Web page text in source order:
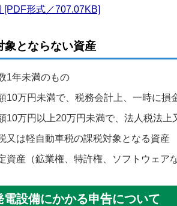
[PDF形式／707.07KB]
象とならない資産
1年未満のもの
10万円未満で、税務会計上、一時に損
10万円以上20万円未満で、法人税法
又は軽自動車税の課税対象となる資産
資産（鉱業権、特許権、ソフトウェアな
電設備にかかる申告について